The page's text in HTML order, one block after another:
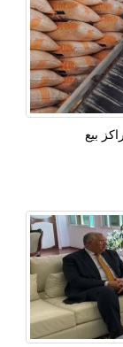
بيع